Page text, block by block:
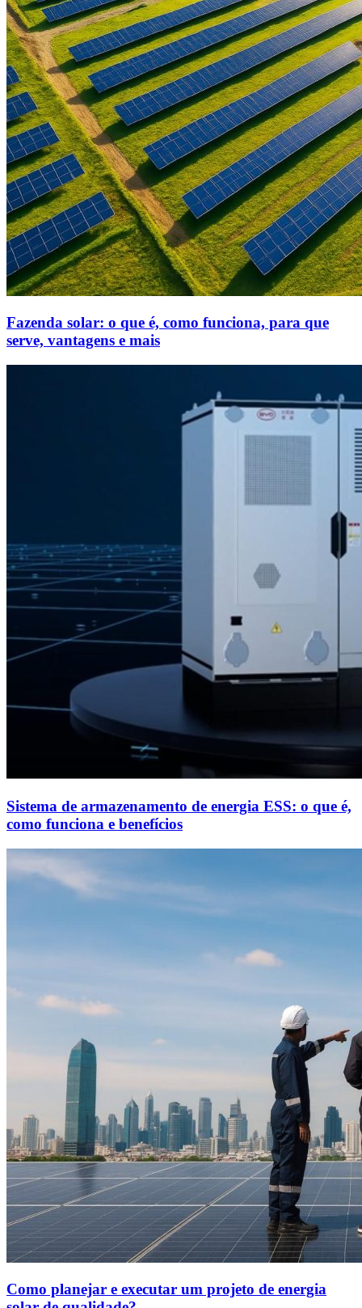
Fazenda solar: o que é, como funciona, para que
serve, vantagens e mais
Sistema de armazenamento de energia ESS: o que é,
como funciona e benefícios
Como planejar e executar um projeto de energia